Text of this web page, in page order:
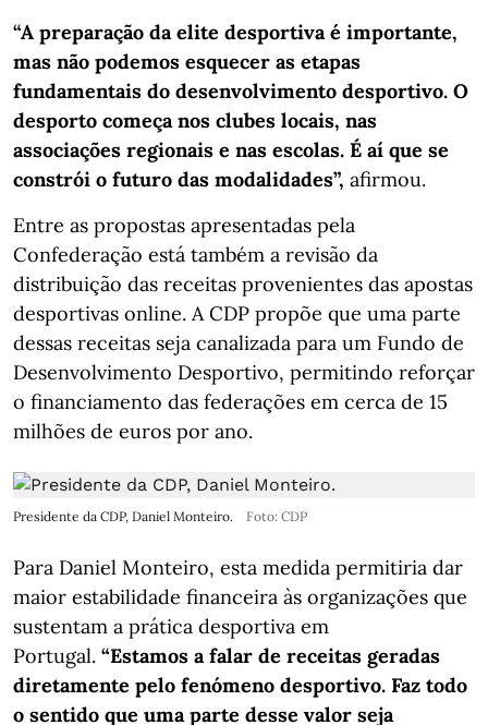
“A preparação da elite desportiva é importante,
mas não podemos esquecer as etapas
fundamentais do desenvolvimento desportivo. O
desporto começa nos clubes locais, nas
associações regionais e nas escolas. É aí que se
constrói o futuro das modalidades”, afirmou.
Entre as propostas apresentadas pela
Confederação está também a revisão da
distribuição das receitas provenientes das apostas
desportivas online. A CDP propõe que uma parte
dessas receitas seja canalizada para um Fundo de
Desenvolvimento Desportivo, permitindo reforçar
o financiamento das federações em cerca de 15
milhões de euros por ano.
Presidente da CDP, Daniel Monteiro. Foto: CDP
Para Daniel Monteiro, esta medida permitiria dar
maior estabilidade financeira às organizações que
sustentam a prática desportiva em
Portugal. “Estamos a falar de receitas geradas
diretamente pelo fenómeno desportivo. Faz todo
o sentido que uma parte desse valor seja